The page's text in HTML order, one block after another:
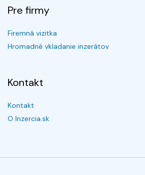
Pre firmy
Firemná vizitka
Hromadné vkladanie inzerátov
Kontakt
Kontakt
O Inzercia.sk